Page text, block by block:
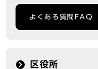
よくある質問FAQ
区役所